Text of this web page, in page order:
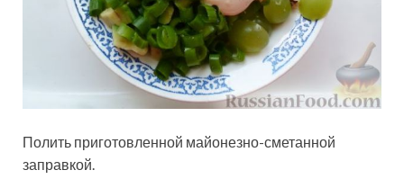
Полить приготовленной майонезно-сметанной
заправкой.